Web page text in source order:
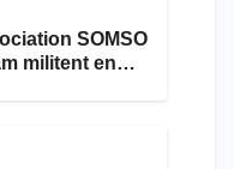
SOMSO
militent en